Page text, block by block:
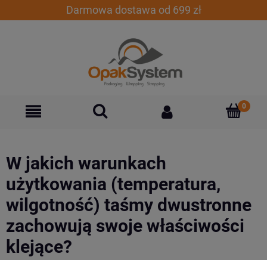
Darmowa dostawa od 699 zł
W jakich warunkach
użytkowania (temperatura,
wilgotność) taśmy dwustronne
zachowują swoje właściwości
klejące?